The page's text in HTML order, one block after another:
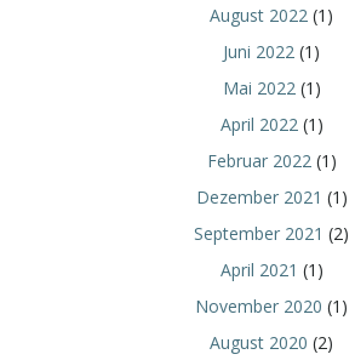
August 2022 (1)
Juni 2022 (1)
Mai 2022(1)
April 2022(1)
Februar 2022(1)
Dezember 2021 (1)
September 2021 (2)
April 2021 (1)
November 2020 (1)
August 2020 (2)